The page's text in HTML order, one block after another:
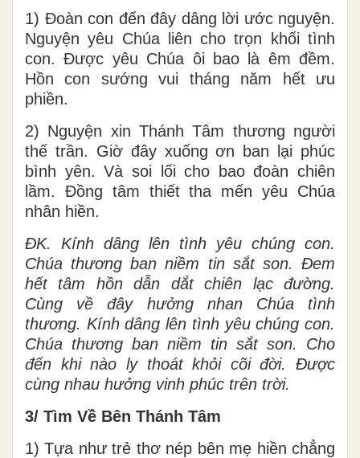
1) Đoàn con đến đây dâng lời ước nguyện.
Nguyện yêu Chúa liên cho trọn khối tình
con. Được yêu Chúa ôi bao là êm đềm.
Hồn con sướng vui tháng năm hết ưu
phiền.
2) Nguyện xin Thánh Tâm thương người
thế trần. Giờ đây xuống ơn ban lại phúc
bình yên. Và soi lối cho bao đoàn chiên
lầm. Đồng tâm thiết tha mến yêu Chúa
nhân hiền.
ĐK. Kính dâng lên tình yêu chúng con.
Chúa thương ban niềm tin sắt son. Đem
hết tâm hồn dẫn dắt chiên lạc đường.
Cùng về đây hưởng nhan Chúa tình
thương. Kính dâng lên tình yêu chúng con.
Chúa thương ban niềm tin sắt son. Cho
đến khi nào ly thoát khỏi cõi đời. Được
cùng nhau hưởng vinh phúc trên trời.
3/ Tìm Về Bên Thánh Tâm
1) Tựa như trẻ thơ nép bên mẹ hiền chẳng